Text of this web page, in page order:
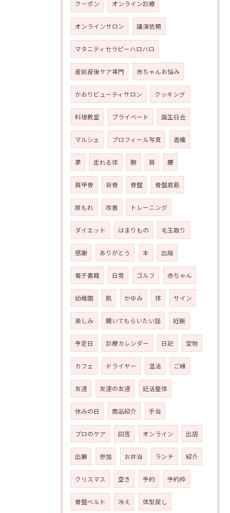
クーポン オンライン診療
オンラインサロン 講演依頼
マタニティセラピーハロハロ
産前産後ケア専門 赤ちゃんお悩み
かおりビューティサロン クッキング
料理教室 プライベート 誕生日会
マルシェ プロフィール写真 香織
夢 走れる体 腕 肩 腰
肩甲骨 背骨 骨盤 骨盤底筋
尿もれ 改善 トレーニング
ダイエット はまりもの 毛玉取り
感謝 ありがとう 本 出版
電子書籍 日常 ゴルフ 赤ちゃん
幼稚園 肌 かゆみ 体 サイン
楽しみ 聞いてもらいたい話 妊娠
予定日 診療カレンダー 日記 宝物
カフェ ドライヤー 温活 ご縁
友達 友達の友達 妊活整体
休みの日 商品紹介 手当
プロのケア 回答 オンライン 出店
出展 参加 お弁当 ランチ 紹介
クリスマス 空き 予約 予約枠
骨盤ベルト 冷え 体型戻し